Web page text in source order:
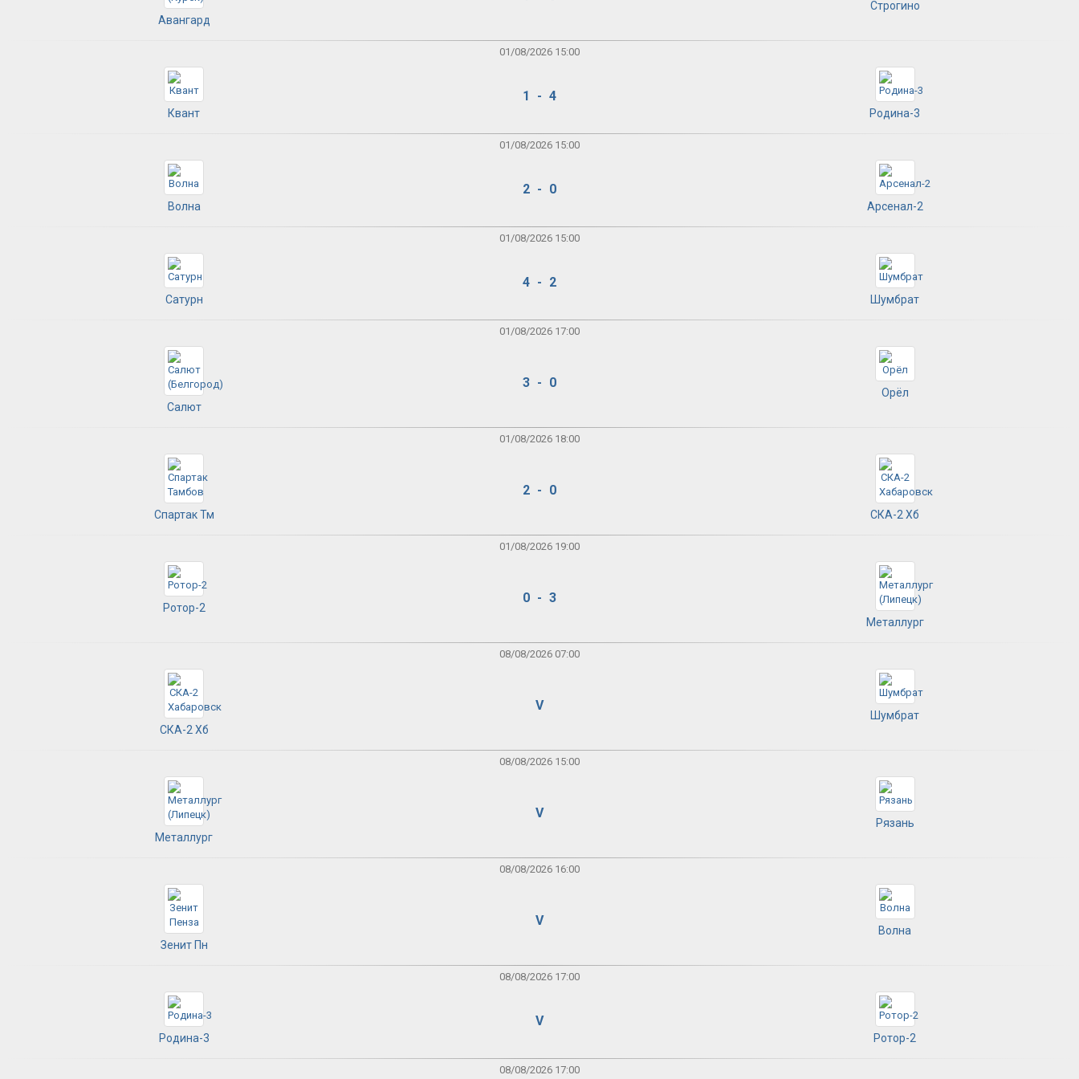
Авангард
Строгино
01/08/2026 15:00
Квант
1 - 4
Родина-3
01/08/2026 15:00
Волна
2 - 0
Арсенал-2
01/08/2026 15:00
Сатурн
4 - 2
Шумбрат
01/08/2026 17:00
Салют
3 - 0
Орёл
01/08/2026 18:00
Спартак Тм
2 - 0
СКА-2 Хб
01/08/2026 19:00
Ротор-2
0 - 3
Металлург
08/08/2026 07:00
СКА-2 Хб
V
Шумбрат
08/08/2026 15:00
Металлург
V
Рязань
08/08/2026 16:00
Зенит Пн
V
Волна
08/08/2026 17:00
Родина-3
V
Ротор-2
08/08/2026 17:00